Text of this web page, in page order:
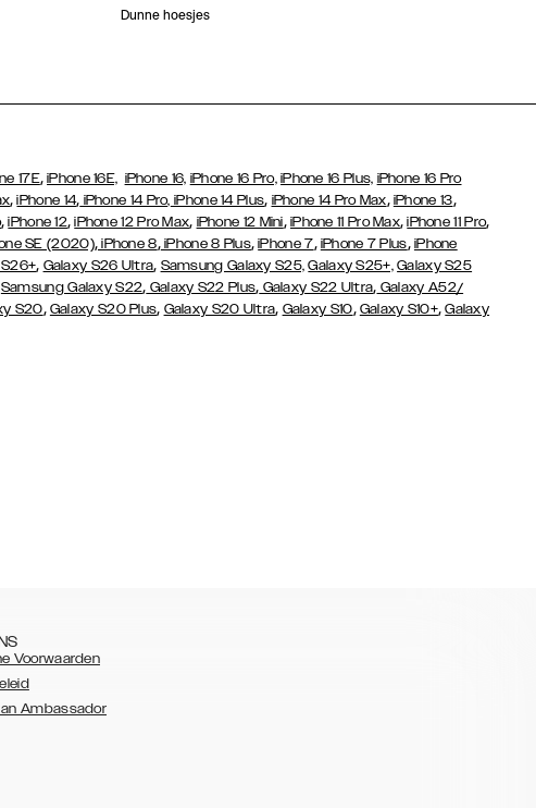
Dunne hoesjes
17E,iPhone 16E, iPhone 16, iPhone 16 Pro, iPhone 16 Plus, iPhone 16 Pro
,iPhone 14, iPhone 14 Pro, iPhone 14 Plus, iPhone 14 Pro Max, iPhone 13,
,iPhone 12,iPhone 12 Pro Max, iPhone 12 Mini, iPhone 11 Pro Max,iPhone 11 Pro,
SE (2020),iPhone 8,iPhone 8 Plus,iPhone 7, iPhone 7 Plus, iPhone
, Galaxy S26 Ultra, Samsung Galaxy S25, Galaxy S25+, Galaxy S25
Samsung Galaxy S22, Galaxy S22 Plus, Galaxy S22 Ultra, Galaxy A52/
S20, Galaxy S20 Plus, Galaxy S20 Ultra, Galaxy S10, Galaxy S10+,Galaxy
Voorwaarden
Ambassador